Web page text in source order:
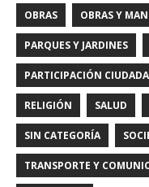
OBRAS OBRAS Y
PARQUES Y JARDINES
PARTICIPACIÓN
RELIGIÓN SALUD
SIN CATEGORÍA
TRANSPORTE Y